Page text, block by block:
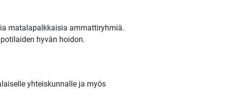
matalapalkkaisia ammattiryhmiä.
hyvän hoidon.
yhteiskunnalle ja myös